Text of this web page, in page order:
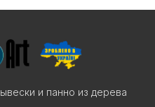
и панно из дерева